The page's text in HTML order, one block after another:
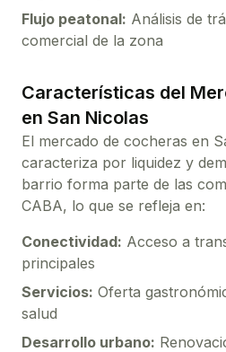
Flujo peatonal: Análisis de
comercial de la zona
Características del
en San Nicolas
El mercado de cocheras en
caracteriza por liquidez y
barrio forma parte de las
CABA, lo que se refleja en:
Conectividad: Acceso a
principales
Servicios: Oferta
salud
Desarrollo urbano: